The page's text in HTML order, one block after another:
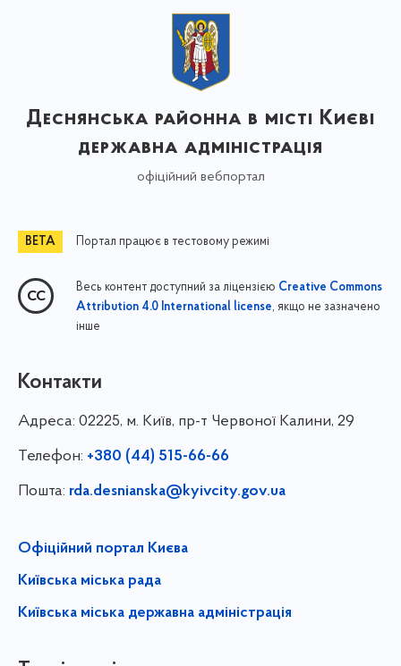
Деснянська районна в місті Києві
державна адміністрація
офіційний вебпортал
Портал працює в тестовому режимі
Весь контент доступний за ліцензією Creative Commons
Attribution 4.0 International license, якщо не зазначено
інше
Контакти
Адреса: 02225, м. Київ, пр-т Червоної Калини, 29
Телефон: +380 (44) 515-66-66
Пошта: rda.desnianska@kyivcity.gov.ua
Офіційний портал Києва
Київська міська рада
Київська міська державна адміністрація